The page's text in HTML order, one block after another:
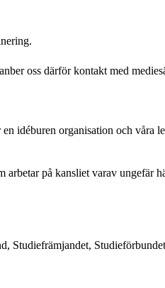
oss därför kontakt med
idéburen organisation och
på kansliet varav
Studiefrämjandet,